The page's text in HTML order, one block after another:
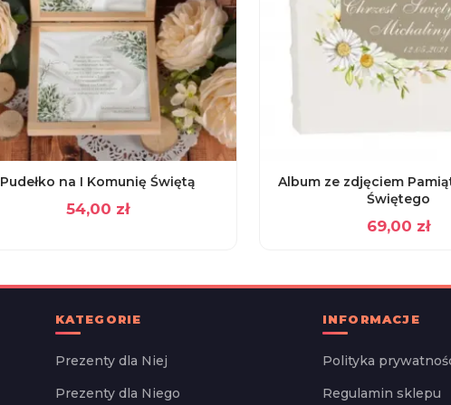
Pudełko na I Komunię Świętą
54,00 zł
Album ze zdjęciem
Świętego
69,00 zł
KATEGORIE
Prezenty dla Niej
Prezenty dla Niego
INFORMACJE
Polityka
Regulamin sklepu